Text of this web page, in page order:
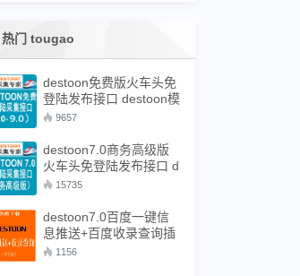
热门 tougao
destoon免费版火车头免
登陆发布接口 destoon模
拟人工发布接口 destoon
9657
destoon7.0商务高级版
火车头免登陆发布接口 d
estoon模拟人工发布接
15735
destoon7.0百度一键信
息推送+百度收录查询插
件 1156